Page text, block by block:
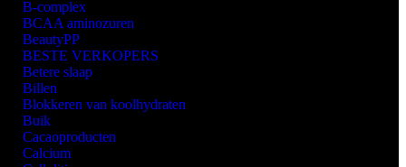
B-complex
BCAA aminozuren
BeautyPP
BESTE VERKOPERS
Betere slaap
Billen
Blokkeren van koolhydraten
Buik
Cacaoproducten
Calcium